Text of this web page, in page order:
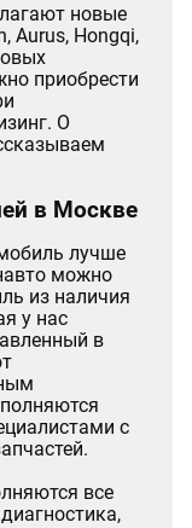
новые
Aurus, Hongqi,
приобрести
О
в Москве
лучше
можно
из наличия
у нас
в
с
все